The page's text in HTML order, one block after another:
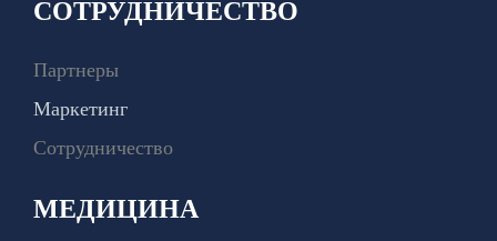
СОТРУДНИЧЕСТВО
Партнеры
Маркетинг
Сотрудничество
МЕДИЦИНА